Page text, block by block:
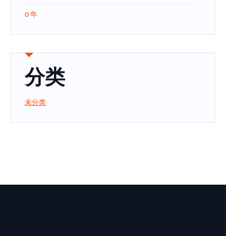
0 年
分类
未分类